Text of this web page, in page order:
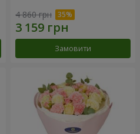
4 860 грн
Замовити